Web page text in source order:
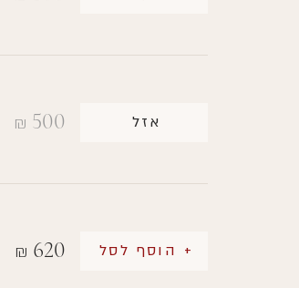
₪ 500 אזל
₪ 620 + הוסף לסל